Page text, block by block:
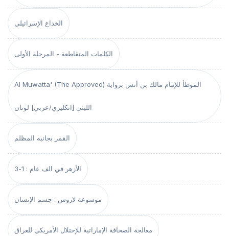
الخداع الإسرائيلي
الكلمات المتقاطعة - المرحلة الأولى
Al Muwatta' (The Approved) الموطأ للإمام مالك بن أنس برواية
الليثي [انكليزي/عربي] لونان
القمر بجانبه المظلم
الأزهر في الف عام : 1-3
موسوعة لاروس : جسم الإنسان
معالجة الصحافة الإماراتية للإحتلال الأمريكي للعراق